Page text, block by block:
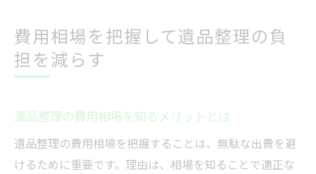
費用相場を把握して遺品整理の負
担を減らす
遺品整理の費用相場を知るメリットとは
遺品整理の費用相場を把握することは、無駄な出費を避
けるために重要です。理由は、相場を知ることで適正な